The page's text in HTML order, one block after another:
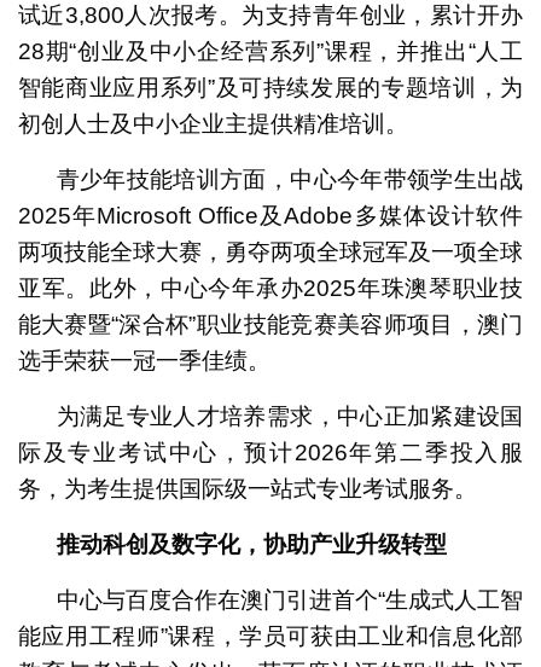
试近3,800人次报考。为支持青年创业，累计开办
28期“创业及中小企经营系列”课程，并推出“人工
智能商业应用系列”及可持续发展的专题培训，为
初创人士及中小企业主提供精准培训。
青少年技能培训方面，中心今年带领学生出战
2025年Microsoft Office及Adobe多媒体设计软件
两项技能全球大赛，勇夺两项全球冠军及一项全球
亚军。此外，中心今年承办2025年珠澳琴职业技
能大赛暨“深合杯”职业技能竞赛美容师项目，澳门
选手荣获一冠一季佳绩。
为满足专业人才培养需求，中心正加紧建设国
际及专业考试中心，预计2026年第二季投入服
务，为考生提供国际级一站式专业考试服务。
推动科创及数字化，协助产业升级转型
中心与百度合作在澳门引进首个“生成式人工智
能应用工程师”课程，学员可获由工业和信息化部